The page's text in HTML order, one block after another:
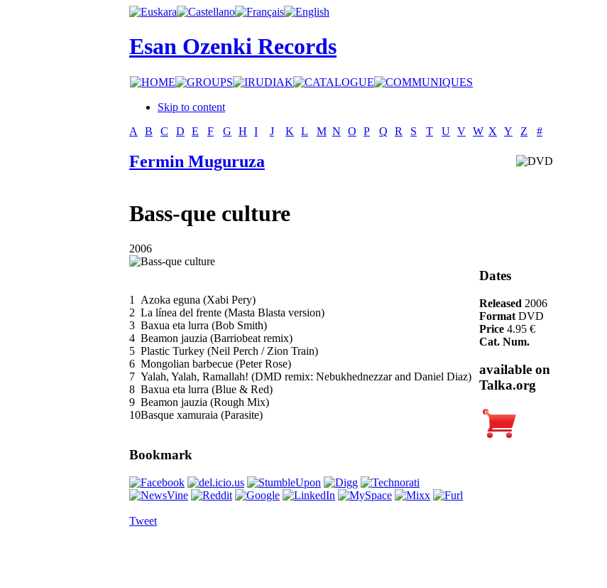
Esan Ozenki Records
Skip to content
A
B C D E F G H I J K L M N O P Q R S T U V W X Y Z #
Fermin Muguruza
Bass-que culture
2006
1
Azoka eguna (Xabi Pery)
2 La línea del frente (Masta Blasta version)
3 Baxua eta lurra (Bob Smith)
4 Beamon jauzia (Barriobeat remix)
5 Plastic Turkey (Neil Perch / Zion Train)
6 Mongolian barbecue (Peter Rose)
7 Yalah, Yalah, Ramallah! (DMD remix: Nebukhednezzar and Daniel Diaz)
8 Baxua eta lurra (Blue & Red)
9 Beamon jauzia (Rough Mix)
10Basque xamuraia (Parasite)
Bookmark
Tweet
Dates
Released 2006
Format DVD
Price 4.95 €
Cat. Num.
available on
Talka.org